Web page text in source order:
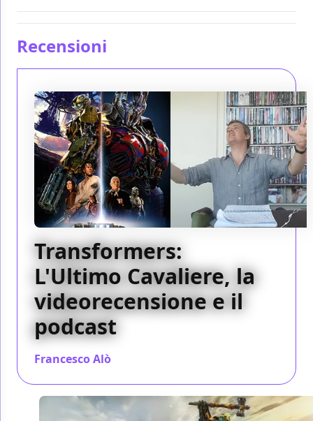
Recensioni
Transformers:
L'Ultimo Cavaliere, la
videorecensione e il
podcast
Francesco Alò